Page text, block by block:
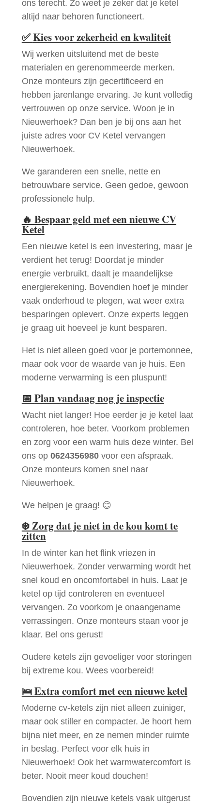
ons terecht. Zo weet je zeker dat je ketel
altijd naar behoren functioneert.
✅Kies voor zekerheid en kwaliteit
Wij werken uitsluitend met de beste
materialen en gerenommeerde merken.
Onze monteurs zijn gecertificeerd en
hebben jarenlange ervaring. Je kunt volledig
vertrouwen op onze service. Woon je in
Nieuwerhoek? Dan ben je bij ons aan het
juiste adres voor CV Ketel vervangen
Nieuwerhoek.
We garanderen een snelle, nette en
betrouwbare service. Geen gedoe, gewoon
professionele hulp.
🔥 Bespaar geld met een nieuwe CV
Ketel
Een nieuwe ketel is een investering, maar je
verdient het terug! Doordat je minder
energie verbruikt, daalt je maandelijkse
energierekening. Bovendien hoef je minder
vaak onderhoud te plegen, wat weer extra
besparingen oplevert. Onze experts leggen
je graag uit hoeveel je kunt besparen.
Het is niet alleen goed voor je portemonnee,
maar ook voor de waarde van je huis. Een
moderne verwarming is een pluspunt!
📅 Plan vandaag nog je inspectie
Wacht niet langer! Hoe eerder je je ketel laat
controleren, hoe beter. Voorkom problemen
en zorg voor een warm huis deze winter. Bel
ons op 0624356980voor een afspraak.
Onze monteurs komen snel naar
Nieuwerhoek.
We helpen je graag! 😊
❄️Zorg dat je niet in de kou komt te
zitten
In de winter kan het flink vriezen in
Nieuwerhoek. Zonder verwarming wordt het
snel koud en oncomfortabel in huis. Laat je
ketel op tijd controleren en eventueel
vervangen. Zo voorkom je onaangename
verrassingen. Onze monteurs staan voor je
klaar. Bel ons gerust!
Oudere ketels zijn gevoeliger voor storingen
bij extreme kou. Wees voorbereid!
🛌Extra comfort met een nieuwe ketel
Moderne cv-ketels zijn niet alleen zuiniger,
maar ook stiller en compacter. Je hoort hem
bijna niet meer, en ze nemen minder ruimte
in beslag. Perfect voor elk huis in
Nieuwerhoek! Ook het warmwatercomfort is
beter. Nooit meer koud douchen!
Bovendien zijn nieuwe ketels vaak uitgerust